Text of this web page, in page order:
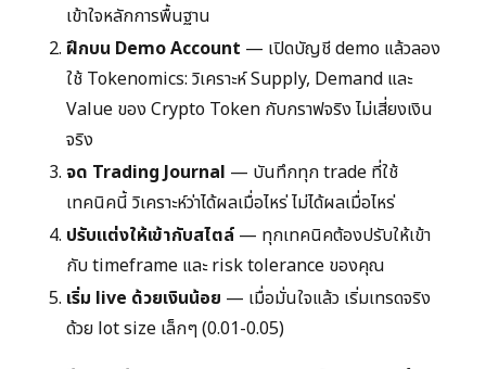
เข้าใจหลักการพื้นฐาน
ฝึกบน Demo Account — เปิดบัญชี demo แล้วลอง
ใช้ Tokenomics: วิเคราะห์ Supply, Demand และ
Value ของ Crypto Token กับกราฟจริง ไม่เสี่ยงเงิน
จริง
จด Trading Journal — บันทึกทุก trade ที่ใช้
เทคนิคนี้ วิเคราะห์ว่าได้ผลเมื่อไหร่ ไม่ได้ผลเมื่อไหร่
ปรับแต่งให้เข้ากับสไตล์ — ทุกเทคนิคต้องปรับให้เข้า
กับ timeframe และ risk tolerance ของคุณ
เริ่ม live ด้วยเงินน้อย — เมื่อมั่นใจแล้ว เริ่มเทรดจริง
ด้วย lot size เล็กๆ (0.01-0.05)